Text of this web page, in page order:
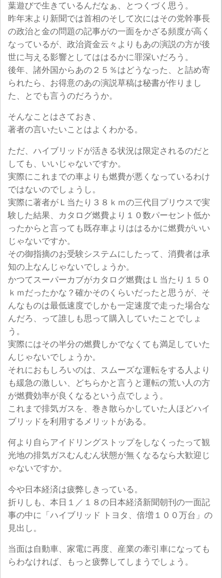
葉遊びで生きているんだなぁ、とつくづく思う。
昨年末より新聞では首相のそして次にはその党幹事長
の政治と金の問題の記事がの一面をかざる頻度が高く
なっているが、政治資金云々よりもあの演説の方が後
世に与える影響としてははるかに罪深いだろう。
後年、諸外国からあの２５％はどうなった、と詰め寄
られたら、お得意のあの演説草稿は秘書が作りまし
た、とでも言うのだろうか。
そんなことはさておき、
著者の言いたいことはよくわかる。
ただ、ハイブリッドが活きる状況は限定されるのだと
しても、いいじゃないですか。
実際にこれまでの車よりも燃費が悪くなっているわけ
ではないのでしょうし。
実際に著者がＬ当たり３８ｋｍの三代目プリウスで実
験した結果、カタログ燃費より１０数パーセント低か
ったからと言っても既存車よりははるかに燃費がいい
じゃないですか。
その御指摘のお受験システムにしたって、消費者は承
知の上なんじゃないでしょうか。
かつてスーパーカブがカタログ燃費はＬ当たり１５０
ｋｍだったかな？確かそのくらいだったと思うが、そ
んなものは最低速度でしかも一定速度で走った場合な
んだろ、って誰しも思って購入していたことでしょ
う。
実際にはその半分の燃費しかでなくても満足していた
んじゃないでしょうか。
それにおもしろいのは、スムーズな運転をする人より
も緩急の激しい、どちらかと言うと運転の荒い人の方
が燃費効率が良くなるという点でしょう。
これまで排気ガスを、巻き散らかしていた人ほどハイ
ブリッドを利用するメリットがある。
何より自らアイドリングストップをしなくったって観
光地の排気ガスむんむん状態が無くなるなら大歓迎じ
ゃないですか。
今や日本経済は疲弊しきっている。
折りしも、本日１／１８の日本経済新聞朝刊の一面記
事の中に「ハイブリッド トヨタ、倍増１００万台」の
見出し。
当面は自動車、家電に再度、産業の牽引車になっても
らわなければ、もっと疲弊してしまうでしょう。